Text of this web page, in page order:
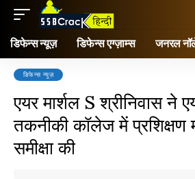
डिफेन्स न्यूज़ डिफेन्स एग्ज़ाम्स जनरल
डिफेन्स न्यूज़
एयर मार्शल S श्रीनिवास ने
तकनीकी कॉलेज में प्रशिक्षण
समीक्षा की